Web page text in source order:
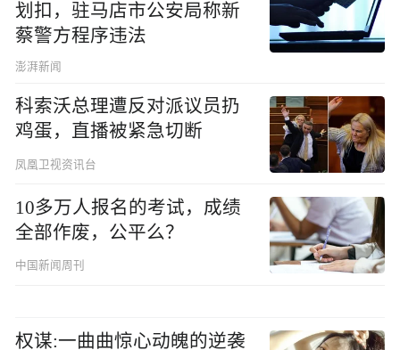
划扣，驻马店市公安局称新
蔡警方程序违法
澎湃新闻
科索沃总理遭反对派议员扔
鸡蛋，直播被紧急切断
凤凰卫视资讯台
10多万人报名的考试，成绩
全部作废，公平么？
中国新闻周刊
权谋:一曲曲惊心动魄的逆袭